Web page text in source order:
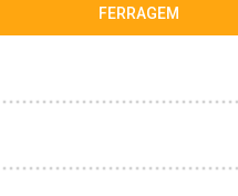
FERRAGEM